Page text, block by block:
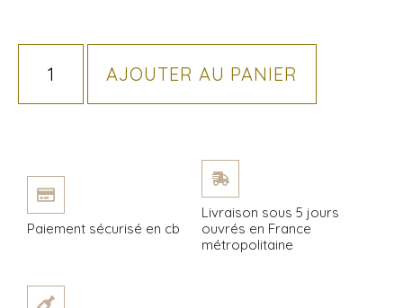
AJOUTER AU PANIER
Paiement sécurisé en cb
Livraison sous 5 jours
ouvrés en France
métropolitaine